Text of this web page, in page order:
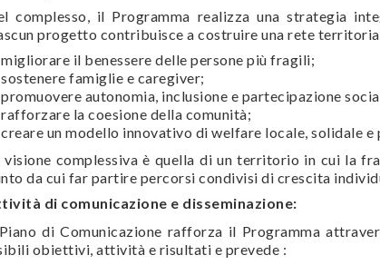
complesso, il Programma realizza una strategia
progetto contribuisce a costruire una rete
migliorare il benessere delle persone più fragili;
sostenere famiglie e caregiver;
promuovere autonomia, inclusione e partecipazione
rafforzare la coesione della comunità;
creare un modello innovativo di welfare locale, solidale
visione complessiva è quella di un territorio in cui la
da cui far partire percorsi condivisi di crescita
di comunicazione e disseminazione:
di Comunicazione rafforza il Programma
obiettivi, attività e risultati e prevede :